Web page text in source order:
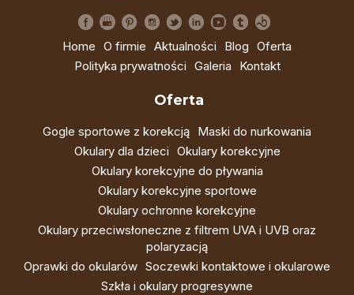
Home O firmie Aktualności Blog Oferta
Polityka prywatności Galeria Kontakt
Oferta
Gogle sportowe z korekcją Maski do nurkowania
Okulary dla dzieci Okulary korekcyjne
Okulary korekcyjne do pływania
Okulary korekcyjne sportowe
Okulary ochronne korekcyjne
Okulary przeciwsłoneczne z filtrem UVA i UVB oraz
polaryzacją
Oprawki do okularów Soczewki kontaktowe i okularowe
Szkła i okulary progresywne